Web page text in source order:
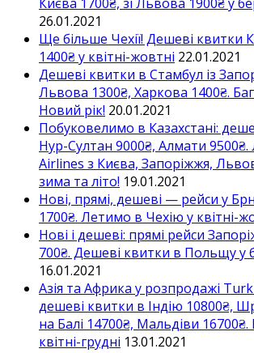
26.01.2021
Ще більше Чехії! Дешеві квитки
1400₴ у квітні-жовтні 22.01.2021
Дешеві квитки в Стамбул із
Львова 1300₴, Харкова 1400₴.
Новий рік! 20.01.2021
Побуковелимо в Казахстані:
Нур-Султан 9000₴, Алмати
Airlines з Києва, Запоріжжя,
зима та літо! 19.01.2021
Нові, прямі, дешеві — рейси у
1700₴. Летимо в Чехію у квітні-
Нові і дешеві: прямі рейси
700₴. Дешеві квитки в Польщу у
16.01.2021
Азія та Африка у розпродажі
дешеві квитки в Індію 10800₴,
на Балі 14700₴, Мальдіви 16700₴.
квітні-грудні 13.01.2021